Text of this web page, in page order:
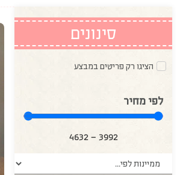
סינונים
הציגו רק פריטים במבצע
לפי מחיר
3992
—
4632